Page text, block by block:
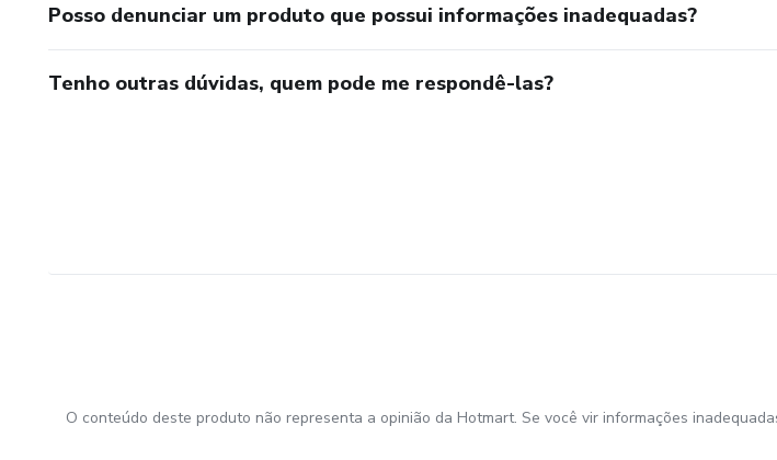
Posso denunciar um produto que possui informações inadequadas?
Tenho outras dúvidas, quem pode me respondê-las?
O conteúdo deste produto não representa a opinião da Hotmart. Se você vir informações